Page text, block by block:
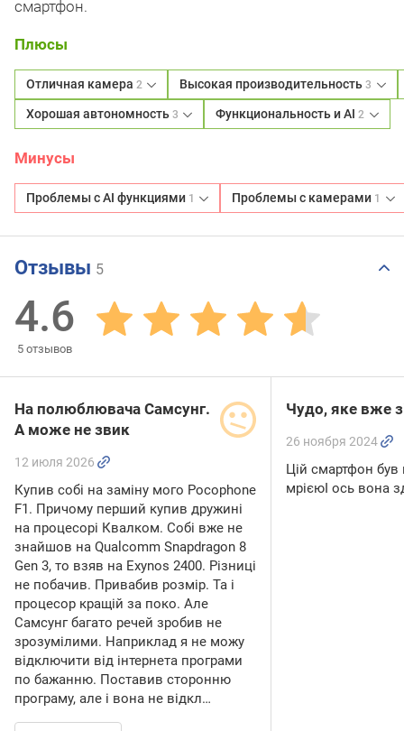
смартфон.
Плюсы
Отличная камера 2 Высокая производительность3
Хорошая автономность 3 Функциональность и AI2
Минусы
Проблемы с AI функциями 1 Проблемы с камерами 1
Отзывы 5
4.6
5 отзывов
На полюблювача Самсунг.
А може не звик
12 июля 2026
Купив собі на заміну мого Pocophone
F1. Причому перший купив дружині
на процесорі Квалком. Собі вже не
знайшов на Qualcomm Snapdragon 8
Gen 3, то взяв на Exynos 2400. Різниці
не побачив. Привабив розмір. Та і
процесор кращій за поко. Але
Самсунг багато речей зробив не
зрозумілими. Наприклад я не можу
відключити від інтернета програми
по бажанню. Поставив сторонню
програму, але і вона не відкл…
Чудо, яке вже
26 ноября 2024
Цій смартфон
мрієюІ ось вона